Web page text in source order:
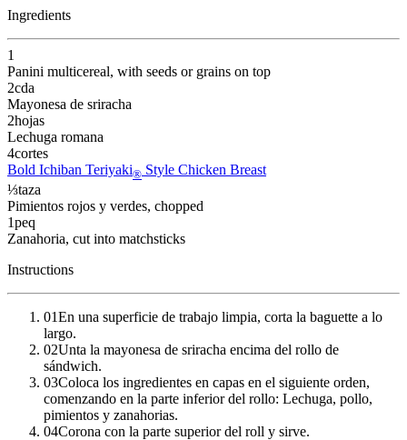
Ingredients
1
Panini multicereal, with seeds or grains on top
2cda
Mayonesa de sriracha
2hojas
Lechuga romana
4cortes
Bold Ichiban Teriyaki® Style Chicken Breast
⅓taza
Pimientos rojos y verdes, chopped
1peq
Zanahoria, cut into matchsticks
Instructions
01En una superficie de trabajo limpia, corta la baguette a lo
largo.
02Unta la mayonesa de sriracha encima del rollo de
sándwich.
03Coloca los ingredientes en capas en el siguiente orden,
comenzando en la parte inferior del rollo: Lechuga, pollo,
pimientos y zanahorias.
04Corona con la parte superior del roll y sirve.